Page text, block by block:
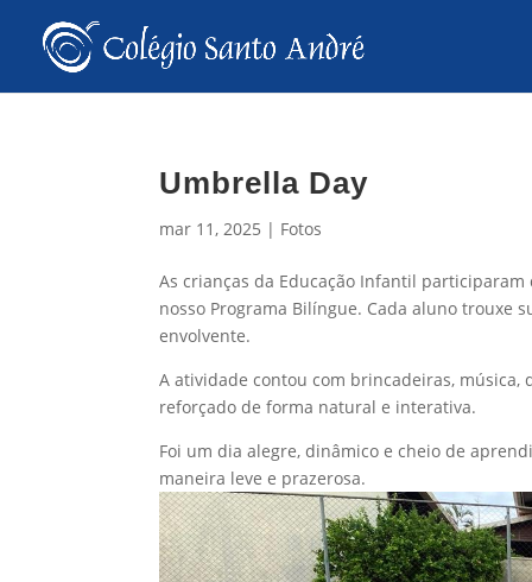
Umbrella Day
mar 11, 2025 | Fotos
As crianças da Educação Infantil
nosso Programa Bilíngue. Cada aluno trouxe
envolvente.
A atividade contou com brincadeiras,
reforçado de forma natural e interativa.
Foi um dia alegre, dinâmico e cheio de
maneira leve e prazerosa.